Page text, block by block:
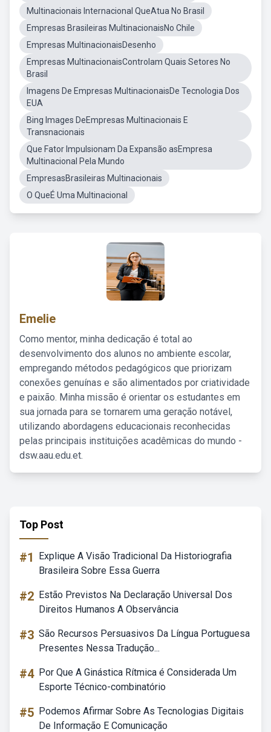
Multinacionais Internacional QueAtua No Brasil
Empresas Brasileiras MultinacionaisNo Chile
Empresas MultinacionaisDesenho
Empresas MultinacionaisControlam Quais Setores No
Brasil
Imagens De Empresas MultinacionaisDe Tecnologia Dos
EUA
Bing Images DeEmpresas Multinacionais E
Transnacionais
Que Fator Impulsionam Da Expansão asEmpresa
Multinacional Pela Mundo
EmpresasBrasileiras Multinacionais
O QueÉ Uma Multinacional
Emelie
Como mentor, minha dedicação é total ao
desenvolvimento dos alunos no ambiente escolar,
empregando métodos pedagógicos que priorizam
conexões genuínas e são alimentados por criatividade
e paixão. Minha missão é orientar os estudantes em
sua jornada para se tornarem uma geração notável,
utilizando abordagens educacionais reconhecidas
pelas principais instituições acadêmicas do mundo -
dsw.aau.edu.et.
Top Post
#1
Explique A Visão Tradicional Da Historiografia
Brasileira Sobre Essa Guerra
#2 Estão Previstos Na Declaração Universal Dos
Direitos Humanos A Observância
#3 São Recursos Persuasivos Da Língua Portuguesa
Presentes Nessa Tradução...
#4 Por Que A Ginástica Rítmica é Considerada Um
Esporte Técnico-combinatório
#5 Podemos Afirmar Sobre As Tecnologias Digitais
De Informação E Comunicação